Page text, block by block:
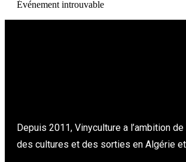
Événement introuvable
Depuis 2011, Vinyculture a l’ambition
des cultures et des sorties en Algérie